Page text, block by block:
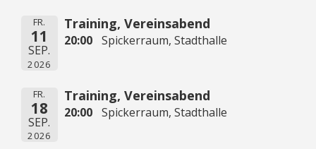
FR.
11
SEP.
2026
Training, Vereinsabend
20:00 Spickerraum, Stadthalle
FR.
18
SEP.
2026
Training, Vereinsabend
20:00 Spickerraum, Stadthalle